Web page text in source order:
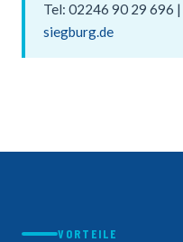
Tel: 02246 90 29 696 |
siegburg.de
VORTEILE